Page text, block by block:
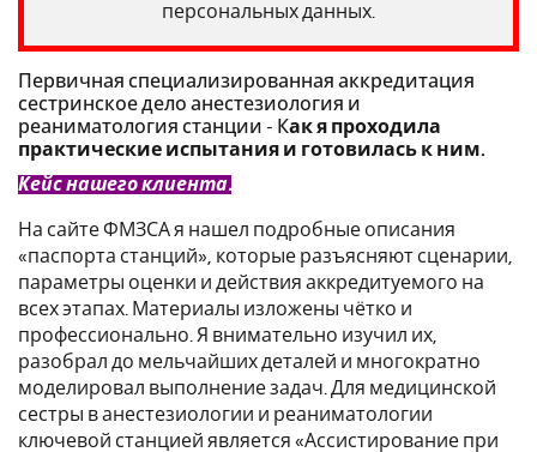
персональных данных.
Первичная специализированная аккредитация
сестринское дело анестезиология и
реаниматология станции - Как я проходила
практические испытания и готовилась к ним.
Кейс нашего клиента.
На сайте ФМЗСА я нашел подробные описания
«паспорта станций», которые разъясняют сценарии,
параметры оценки и действия аккредитуемого на
всех этапах. Материалы изложены чётко и
профессионально. Я внимательно изучил их,
разобрал до мельчайших деталей и многократно
моделировал выполнение задач. Для медицинской
сестры в анестезиологии и реаниматологии
ключевой станцией является «Ассистирование при